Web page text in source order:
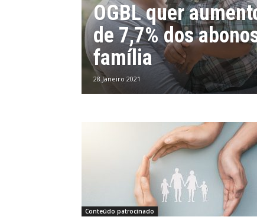
OGBL quer
de 7,7% dos
família
28 Janeiro 2021
Conteúdo patrocinado